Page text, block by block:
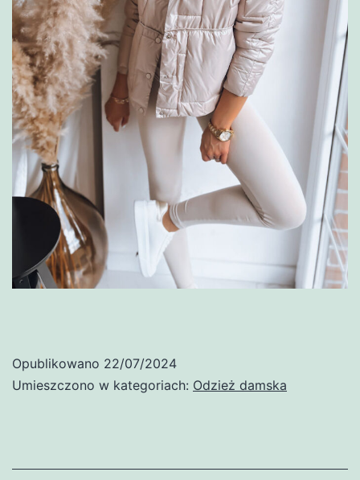
Opublikowano 22/07/2024
Umieszczono w kategoriach: Odzież damska